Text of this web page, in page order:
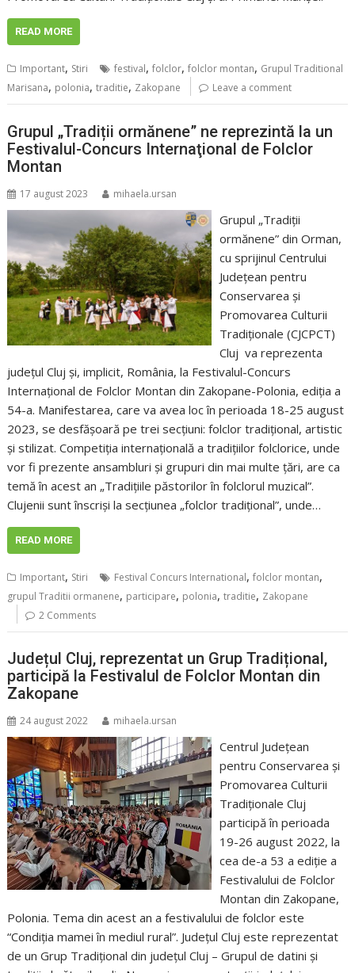
READ MORE
Important, Stiri festival,folclor,folclor montan, Grupul Traditional
Marisana, polonia,traditie, Zakopane Leave a comment
Grupul „Tradiții ormănene” ne reprezintă la un
Festivalul-Concurs Internaţional de Folclor
Montan
17 august 2023 mihaela.ursan
Grupul „Tradiții
ormănene” din Orman,
cu sprijinul Centrului
Județean pentru
Conservarea și
Promovarea Culturii
Tradiționale (CJCPCT)
Cluj va reprezenta
județul Cluj și, implicit, România, la Festivalul-Concurs
Internaţional de Folclor Montan din Zakopane-Polonia, ediția a
54-a. Manifestarea, care va avea loc în perioada 18-25 august
2023, se desfășoară pe trei secțiuni: folclor tradițional, artistic
și stilizat. Competiția internaţională a tradiţiilor folclorice, unde
vor fi prezente ansambluri și grupuri din mai multe țări, are ca
temă în acest an „Tradițiile păstorilor în folclorul muzical”.
Clujenii sunt înscriși la secțiunea „folclor tradițional”, unde…
READ MORE
Important, Stiri Festival Concurs International,folclor montan,
grupul Traditii ormanene, participare, polonia,traditie, Zakopane
2 Comments
Județul Cluj, reprezentat un Grup Tradițional,
participă la Festivalul de Folclor Montan din
Zakopane
24 august 2022 mihaela.ursan
Centrul Judeţean
pentru Conservarea şi
Promovarea Culturii
Tradiţionale Cluj
participă în perioada
19-26 august 2022, la
cea de-a 53 a ediție a
Festivalului de Folclor
Montan din Zakopane,
Polonia. Tema din acest an a festivalului de folclor este
“Condiția mamei în mediul rural”. Județul Cluj este reprezentat
de un Grup Tradițional din județul Cluj – Grupul de datini și